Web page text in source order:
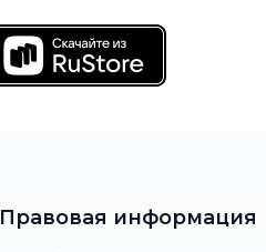
Правовая информация